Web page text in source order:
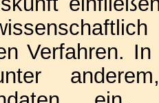
Verfahren.